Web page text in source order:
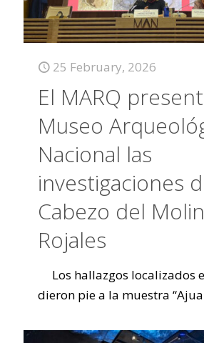
25 February, 2026
El MARQ
Museo
Nacional las
investigaciones
Cabezo del
Rojales
Los hallazgos localizados
dieron pie a la muestra